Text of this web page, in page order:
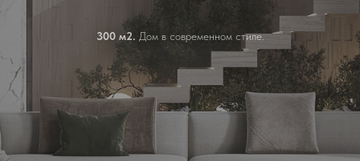
300 м2. Дом в современном стиле.